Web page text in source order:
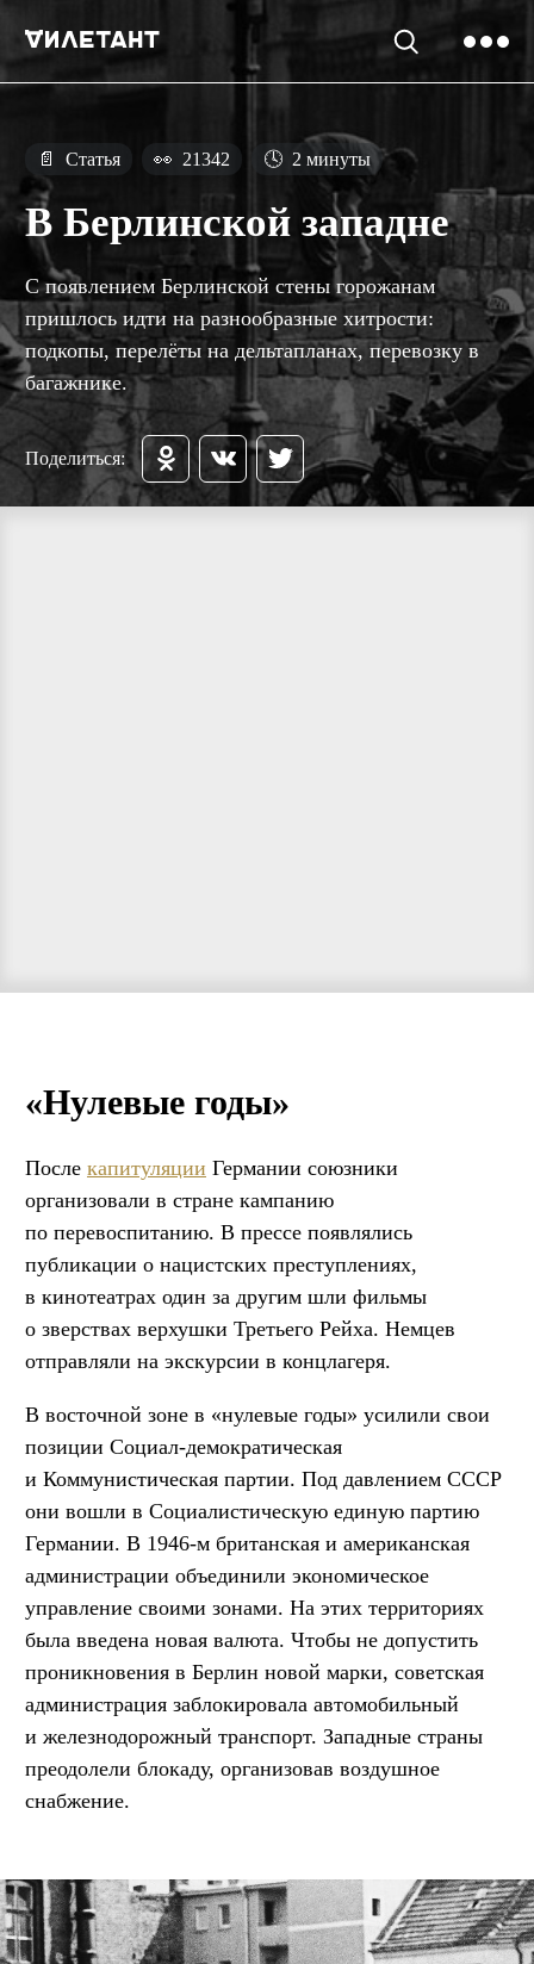
📄 Статья 👀 21342 🕓 2 минуты
В Берлинской западне
С появлением Берлинской стены горожанам
пришлось идти на разнообразные хитрости:
подкопы, перелёты на дельтапланах, перевозку в
багажнике.
Поделиться:
«Нулевые годы»
После капитуляции Германии союзники
организовали в стране кампанию
по перевоспитанию. В прессе появлялись
публикации о нацистских преступлениях,
в кинотеатрах один за другим шли фильмы
о зверствах верхушки Третьего Рейха. Немцев
отправляли на экскурсии в концлагеря.
В восточной зоне в «нулевые годы» усилили свои
позиции Социал-демократическая
и Коммунистическая партии. Под давлением СССР
они вошли в Социалистическую единую партию
Германии. В 1946-м британская и американская
администрации объединили экономическое
управление своими зонами. На этих территориях
была введена новая валюта. Чтобы не допустить
проникновения в Берлин новой марки, советская
администрация заблокировала автомобильный
и железнодорожный транспорт. Западные страны
преодолели блокаду, организовав воздушное
снабжение.